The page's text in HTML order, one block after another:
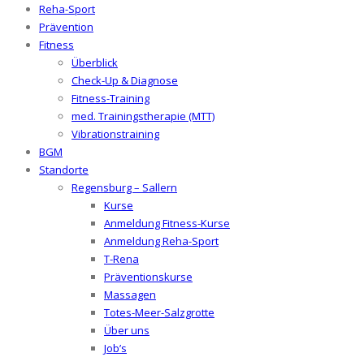
Reha-Sport
Prävention
Fitness
Überblick
Check-Up & Diagnose
Fitness-Training
med. Trainingstherapie (MTT)
Vibrationstraining
BGM
Standorte
Regensburg – Sallern
Kurse
Anmeldung Fitness-Kurse
Anmeldung Reha-Sport
T-Rena
Präventionskurse
Massagen
Totes-Meer-Salzgrotte
Über uns
Job’s